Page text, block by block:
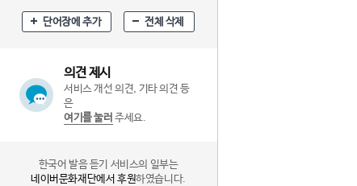
단어장에 추가 전체 삭제
의견 제시
서비스 개선 의견, 기타 의견 등
은
여기를 눌러 주세요.
한국어 발음 듣기 서비스의 일부는
네이버문화재단에서 후원하였습니다.